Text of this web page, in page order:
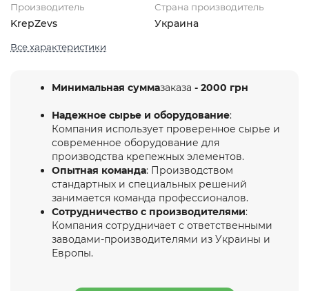
Производитель
KrepZevs
Страна производитель
Украина
Все характеристики
Минимальная суммазаказа - 2000 грн
Надежное сырье и оборудование:
Компания использует проверенное сырье и
современное оборудование для
производства крепежных элементов.
Опытная команда: Производством
стандартных и специальных решений
занимается команда профессионалов.
Сотрудничество с производителями:
Компания сотрудничает с ответственными
заводами-производителями из Украины и
Европы.